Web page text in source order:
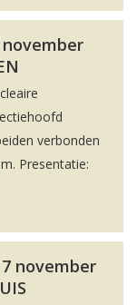
verbonden
Presentatie:
november